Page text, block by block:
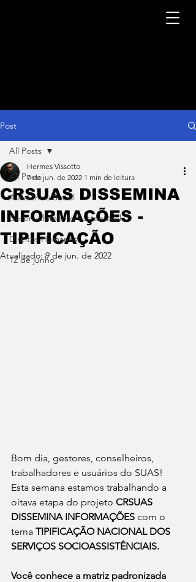
Post
All Posts
Assistência Social
Desenvolvimento Sustentável
Direitos Humanos
12 de junho
All Posts
CRSUAS DISSEMINA
INFORMAÇÕES -
TIPIFICAÇÃO
Hermes Vissotto
7 de jun. de 2022 1 min de leitura
Atualizado: 9 de jun. de 2022
Bom dia, gestores, conselheiros,
trabalhadores e usuários do SUAS!
Esta semana estamos trabalhando a
oitava etapa do projeto CRSUAS
DISSEMINA INFORMAÇÕES com o
tema TIPIFICAÇÃO NACIONAL DOS
SERVIÇOS SOCIOASSISTÊNCIAIS.
Você conhece a matriz padronizada